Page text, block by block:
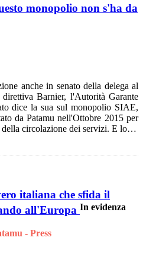
monopolio non s'ha da
anche in senato della delega al
Barnier, l'Autorità Garante
dice la sua sul monopolio SIAE,
da Patamu nell'Ottobre 2015 per
circolazione dei servizi. E lo…
italiana che sfida il
all'Europa In evidenza
- Press